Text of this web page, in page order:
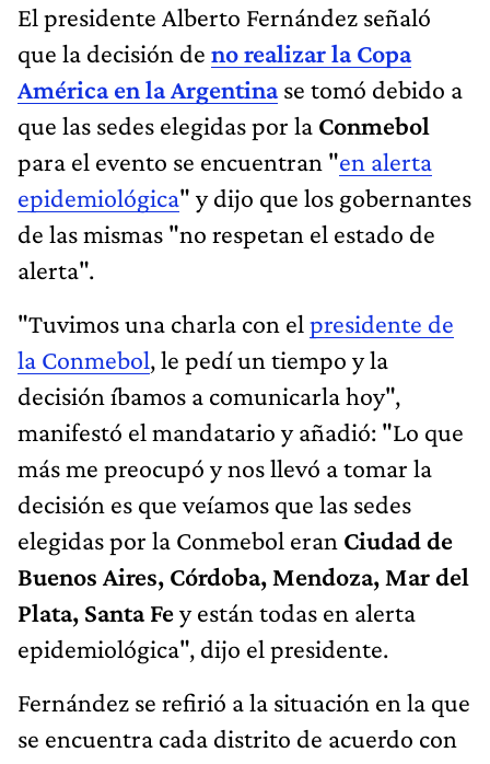
El presidente Alberto Fernández señaló
que la decisión de no realizar la Copa
América en la Argentinase tomó debido a
que las sedes elegidas por la Conmebol
para el evento se encuentran "en alerta
epidemiológica" y dijo que los gobernantes
de las mismas "no respetan el estado de
alerta".
"Tuvimos una charla con el presidente de
la Conmebol, le pedí un tiempo y la
decisión íbamos a comunicarla hoy",
manifestó el mandatario y añadió: "Lo que
más me preocupó y nos llevó a tomar la
decisión es que veíamos que las sedes
elegidas por la Conmebol eran Ciudad de
Buenos Aires, Córdoba, Mendoza, Mar del
Plata, Santa Fey están todas en alerta
epidemiológica", dijo el presidente.
Fernández se refirió a la situación en la que
se encuentra cada distrito de acuerdo con